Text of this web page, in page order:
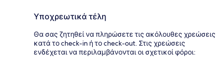
Υποχρεωτικά τέλη
Θα σας ζητηθεί να πληρώσετε τις ακόλουθες χρεώσεις
κατά το check-in ή το check-out. Στις χρεώσεις
ενδέχεται να περιλαμβάνονται οι σχετικοί φόροι: